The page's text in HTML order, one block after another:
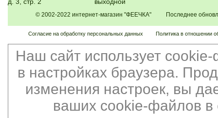
© 2002-2022 интернет-магазин "ФЕЕЧКА" Последнее
Согласие на обработку персональных данных Политика в отношении
Наш сайт использует
в настройках браузера.
изменения настроек, вы
ваших cookie-файлов в